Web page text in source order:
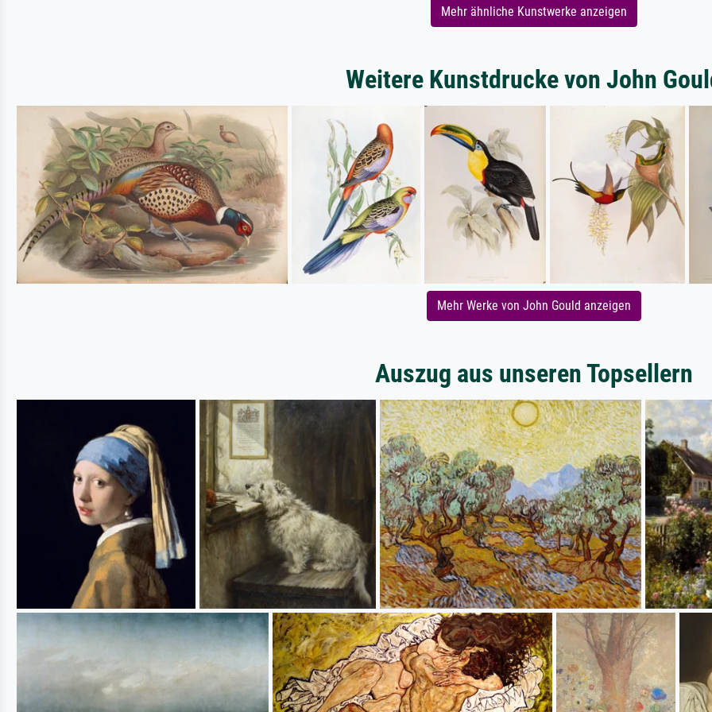
Mehr ähnliche Kunstwerke anzeigen
Weitere Kunstdrucke von John
Mehr Werke von John Gould anzeigen
Auszug aus unseren Topsellern